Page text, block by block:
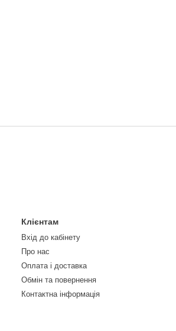
Клієнтам
Вхід до кабінету
Про нас
Оплата і доставка
Обмін та повернення
Контактна інформація